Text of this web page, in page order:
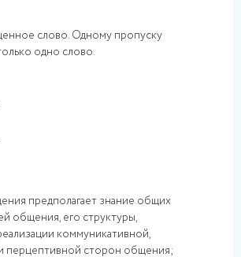
слово. Одному пропуску
одно слово.
предполагает знание общих
общения, его структуры,
коммуникативной,
перцептивной сторон общения;